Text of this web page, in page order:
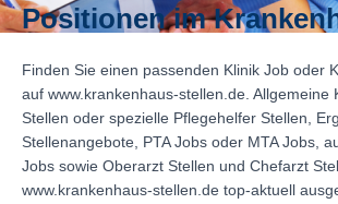
Positionen im
Finden Sie einen passenden Klinik Job oder
auf www.krankenhaus-stellen.de. Allgemeine
Stellen oder spezielle Pflegehelfer Stellen,
Stellenangebote, PTA Jobs oder MTA Jobs,
Jobs sowie Oberarzt Stellen und Chefarzt
www.krankenhaus-stellen.de top-aktuell